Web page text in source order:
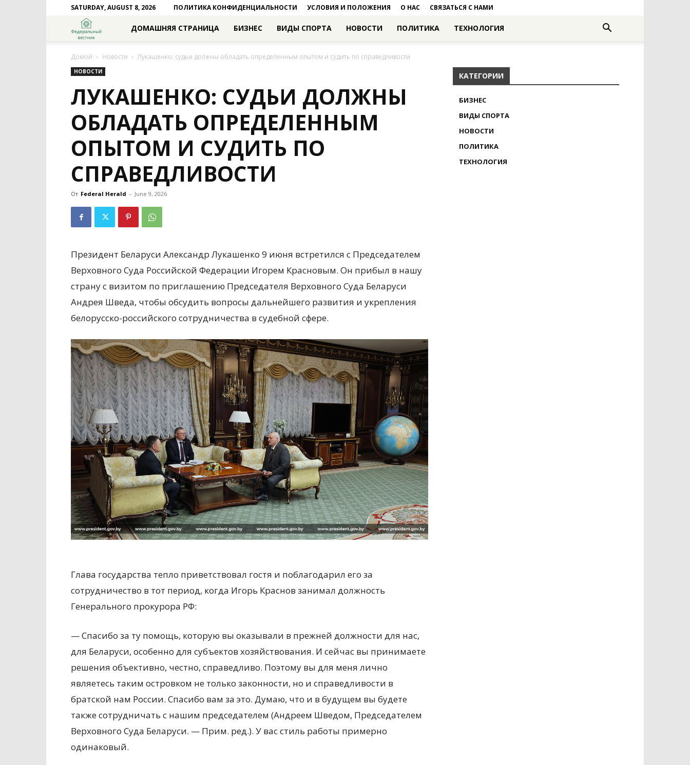
SATURDAY, AUGUST 8, 2026 ПОЛИТИКА КОНФИДЕНЦИАЛЬНОСТИ УСЛОВИЯ И ПОЛОЖЕНИЯ О НАС СВЯЗАТЬСЯ С НАМИ
Федеральный
вестник
ДОМАШНЯЯ СТРАНИЦА БИЗНЕС ВИДЫ СПОРТА НОВОСТИ ПОЛИТИКА ТЕХНОЛОГИЯ
Домой Новости Лукашенко: судьи должны обладать определенным опытом и судить по справедливости
НОВОСТИ
ЛУКАШЕНКО: СУДЬИ ДОЛЖНЫ
ОБЛАДАТЬ ОПРЕДЕЛЕННЫМ
ОПЫТОМ И СУДИТЬ ПО
СПРАВЕДЛИВОСТИ
От Federal Herald - June 9, 2026
Президент Беларуси Александр Лукашенко 9 июня встретился с Председателем
Верховного Суда Российской Федерации Игорем Красновым. Он прибыл в нашу
страну с визитом по приглашению Председателя Верховного Суда Беларуси
Андрея Шведа, чтобы обсудить вопросы дальнейшего развития и укрепления
белорусско-российского сотрудничества в судебной сфере.
Глава государства тепло приветствовал гостя и поблагодарил его за
сотрудничество в тот период, когда Игорь Краснов занимал должность
Генерального прокурора РФ:
— Спасибо за ту помощь, которую вы оказывали в прежней должности для нас,
для Беларуси, особенно для субъектов хозяйствования. И сейчас вы принимаете
решения объективно, честно, справедливо. Поэтому вы для меня лично
являетесь таким островком не только законности, но и справедливости в
братской нам России. Спасибо вам за это. Думаю, что и в будущем вы будете
также сотрудничать с нашим председателем (Андреем Шведом, Председателем
Верховного Суда Беларуси. — Прим. ред.). У вас стиль работы примерно
одинаковый.
КАТЕГОРИИ
БИЗНЕС
ВИДЫ СПОРТА
НОВОСТИ
ПОЛИТИКА
ТЕХНОЛОГИЯ